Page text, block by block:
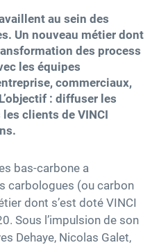
youtubefacebook
au sein des
Un nouveau métier dont
des process
les équipes
commerciaux,
: diffuser les
clients de VINCI
bas-carbone a
carbologues (ou carbon
dont s’est doté VINCI
Sous l’impulsion de son
Dehaye, Nicolas Galet,